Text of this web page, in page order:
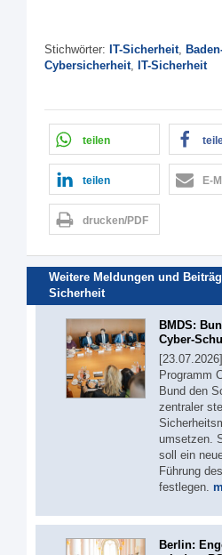
Stichwörter: IT-Sicherheit,
Cybersicherheit, IT-Sicherheit
teilen
teilen E-
drucken/PDF
Weitere Meldungen und
Sicherheit
BMDS:
Cyber-
Programm
Bund den
zentraler
umsetzen.
soll ein
Führung
festlegen.
Berlin: